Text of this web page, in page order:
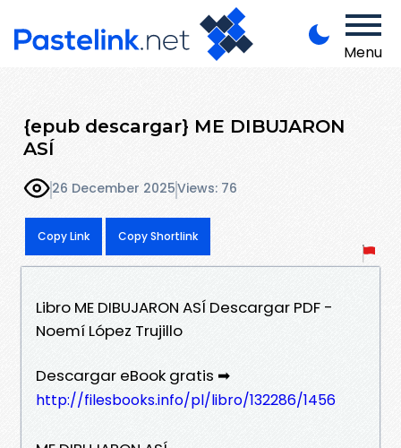
Menu
{epub descargar} ME DIBUJARON
ASÍ
26 December 2025Views: 76
Copy Link Copy Shortlink
Libro ME DIBUJARON ASÍ Descargar PDF -
Noemí López Trujillo
Descargar eBook gratis ➡
http://filesbooks.info/pl/libro/132286/1456